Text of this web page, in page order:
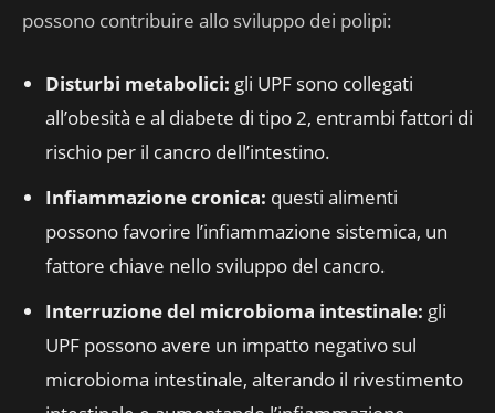
possono contribuire allo sviluppo dei polipi:
Disturbi metabolici: gli UPF sono collegati
all’obesità e al diabete di tipo 2, entrambi fattori di
rischio per il cancro dell’intestino.
Infiammazione cronica: questi alimenti
possono favorire l’infiammazione sistemica, un
fattore chiave nello sviluppo del cancro.
Interruzione del microbioma intestinale: gli
UPF possono avere un impatto negativo sul
microbioma intestinale, alterando il rivestimento